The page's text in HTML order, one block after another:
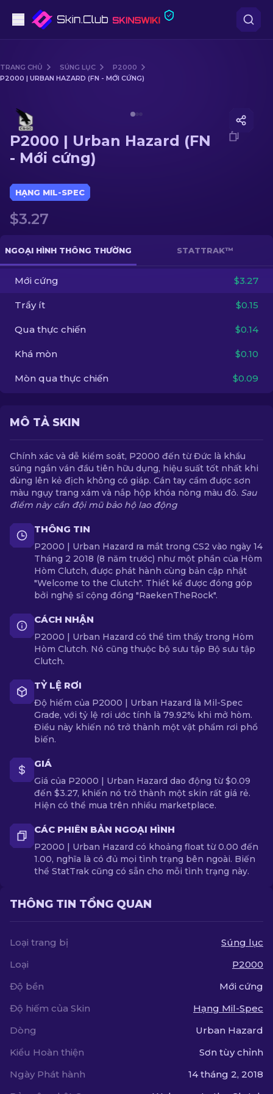
Tầm trung
Súng trường Bắn tỉa
Găng tay
Khác
VI
TRANG CHỦ SÚNG LỤC
P2000
P2000 | URBAN HAZARD (FN - MỚI CỨNG)
P2000 | Urban Hazard (FN
- Mới cứng)
HẠNG MIL-SPEC
$3.27
NGOẠI HÌNH THÔNG THƯỜNG STATTRAK™
Mới cứng $3.27
Trầy ít $0.15
Qua thực chiến $0.14
Khá mòn $0.10
Mòn qua thực chiến $0.09
MÔ TẢ SKIN
Chính xác và dễ kiểm soát, P2000 đến từ Đức là khẩu
súng ngắn ván đầu tiên hữu dụng, hiệu suất tốt nhất khi
dùng lên kẻ địch không có giáp. Cán tay cầm được sơn
màu ngụy trang xám và nắp hộp khóa nòng màu đỏ. Sau
điểm này cần đội mũ bảo hộ lao động
THÔNG TIN
P2000 | Urban Hazard ra mắt trong CS2 vào ngày 14
Tháng 2 2018 (8 năm trước) như một phần của Hòm
Hòm Clutch, được phát hành cùng bản cập nhật
"Welcome to the Clutch". Thiết kế được đóng góp
bởi nghệ sĩ cộng đồng "RaekenTheRock".
CÁCH NHẬN
P2000 | Urban Hazard có thể tìm thấy trong Hòm
Hòm Clutch. Nó cũng thuộc bộ sưu tập Bộ sưu tập
Clutch.
TỶ LỆ RƠI
Độ hiếm của P2000 | Urban Hazard là Mil-Spec
Grade, với tỷ lệ rơi ước tính là 79.92% khi mở hòm.
Điều này khiến nó trở thành một vật phẩm rơi phổ
biến.
GIÁ
Giá của P2000 | Urban Hazard dao động từ $0.09
đến $3.27, khiến nó trở thành một skin rất giá rẻ.
Hiện có thể mua trên nhiều marketplace.
CÁC PHIÊN BẢN NGOẠI HÌNH
P2000 | Urban Hazard có khoảng float từ 0.00 đến
1.00, nghĩa là có đủ mọi tình trạng bên ngoài. Biến
thể StatTrak cũng có sẵn cho mỗi tình trạng này.
THÔNG TIN TỔNG QUAN
Loại trang bị
Súng lục
Loại
P2000
Độ bền
Mới cứng
Độ hiếm của Skin
Hạng Mil-Spec
Dòng
Urban Hazard
Kiểu Hoàn thiện
Sơn tùy chỉnh
Ngày Phát hành
14 tháng 2, 2018